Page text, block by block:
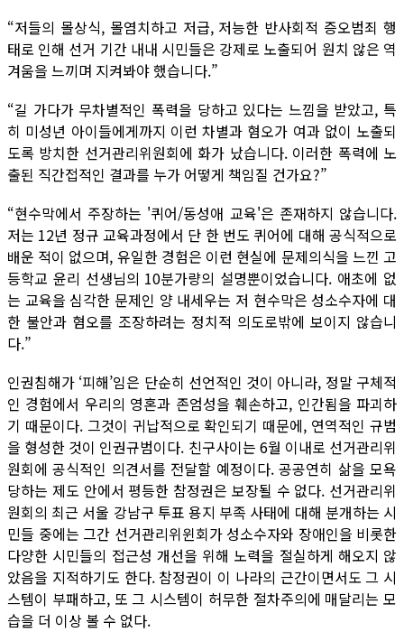
“저들의 몰상식, 몰염치하고 저급, 저능한 반사회적 증오범죄 행
태로 인해 선거 기간 내내 시민들은 강제로 노출되어 원치 않은 역
겨움을 느끼며 지켜봐야 했습니다.”
“길 가다가 무차별적인 폭력을 당하고 있다는 느낌을 받았고, 특
히 미성년 아이들에게까지 이런 차별과 혐오가 여과 없이 노출되
도록 방치한 선거관리위원회에 화가 났습니다. 이러한 폭력에 노
출된 직간접적인 결과를 누가 어떻게 책임질 건가요?”
“현수막에서 주장하는 '퀴어/동성애 교육'은 존재하지 않습니다.
저는 12년 정규 교육과정에서 단 한 번도 퀴어에 대해 공식적으로
배운 적이 없으며, 유일한 경험은 이런 현실에 문제의식을 느낀 고
등학교 윤리 선생님의 10분가량의 설명뿐이었습니다. 애초에 없
는 교육을 심각한 문제인 양 내세우는 저 현수막은 성소수자에 대
한 불안과 혐오를 조장하려는 정치적 의도로밖에 보이지 않습니
다.”
인권침해가 ‘피해’임은 단순히 선언적인 것이 아니라, 정말 구체적
인 경험에서 우리의 영혼과 존엄성을 훼손하고, 인간됨을 파괴하
기 때문이다. 그것이 귀납적으로 확인되기 때문에, 연역적인 규범
을 형성한 것이 인권규범이다. 친구사이는 6월 이내로 선거관리위
원회에 공식적인 의견서를 전달할 예정이다. 공공연히 삶을 모욕
당하는 제도 안에서 평등한 참정권은 보장될 수 없다. 선거관리위
원회의 최근 서울 강남구 투표 용지 부족 사태에 대해 분개하는 시
민들 중에는 그간 선거관리위윈회가 성소수자와 장애인을 비롯한
다양한 시민들의 접근성 개선을 위해 노력을 절실하게 해오지 않
았음을 지적하기도 한다. 참정권이 이 나라의 근간이면서도 그 시
스템이 부패하고, 또 그 시스템이 허무한 절차주의에 매달리는 모
습을 더 이상 볼 수 없다.